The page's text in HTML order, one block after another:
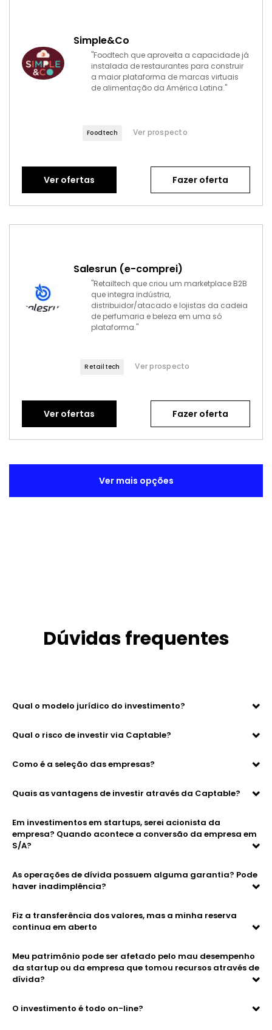
Simple&Co
"Foodtech que aproveita a capacidade já
instalada de restaurantes para construir
a maior plataforma de marcas virtuais
de alimentação da América Latina."
Foodtech Ver prospecto
Ver ofertas Fazer oferta
Salesrun (e-comprei)
"Retailtech que criou um marketplace B2B
que integra indústria,
distribuidor/atacado e lojistas da cadeia
de perfumaria e beleza em uma só
plataforma."
Retailtech Ver prospecto
Ver ofertas Fazer oferta
Ver mais opções
Dúvidas frequentes
Qual o modelo jurídico do investimento?
Qual o risco de investir via Captable?
Como é a seleção das empresas?
Quais as vantagens de investir através da Captable?
Em investimentos em startups, serei acionista da
empresa? Quando acontece a conversão da empresa em
S/A?
As operações de dívida possuem alguma garantia? Pode
haver inadimplência?
Fiz a transferência dos valores, mas a minha reserva
continua em aberto
Meu patrimônio pode ser afetado pelo mau desempenho
da startup ou da empresa que tomou recursos através de
dívida?
O investimento é todo on-line?